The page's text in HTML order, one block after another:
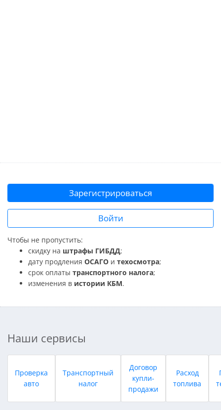
Зарегистрироваться
Войти
Чтобы не пропустить:
скидку на штрафы ГИБДД;
дату продления ОСАГО и техосмотра;
срок оплаты транспортного налога;
изменения в истории КБМ.
Наши сервисы
Проверка
авто
Транспортный
налог
Договор
купли-
продажи
Расход
топлива